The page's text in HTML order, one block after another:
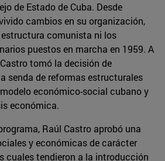
de Estado de Cuba. Desde
cambios en su organización,
comunista ni los
puestos en marcha en 1959. A
tomó la decisión de
senda de reformas estructurales
económico-social cubano y
económica.
Raúl Castro aprobó una
y económicas de carácter
cuales tendieron a la introducción